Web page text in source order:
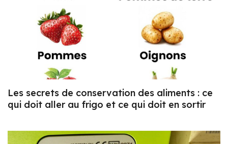
Les secrets de conservation des aliments : ce
qui doit aller au frigo et ce qui doit en sortir